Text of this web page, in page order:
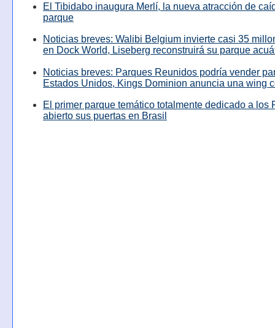
El Tibidabo inaugura Merlí, la nueva atracción de
parque
Noticias breves: Walibi Belgium invierte casi 35
en Dock World, Liseberg reconstruirá su parque
Noticias breves: Parques Reunidos podría vender
Estados Unidos, Kings Dominion anuncia una wing
El primer parque temático totalmente dedicado a los
abierto sus puertas en Brasil